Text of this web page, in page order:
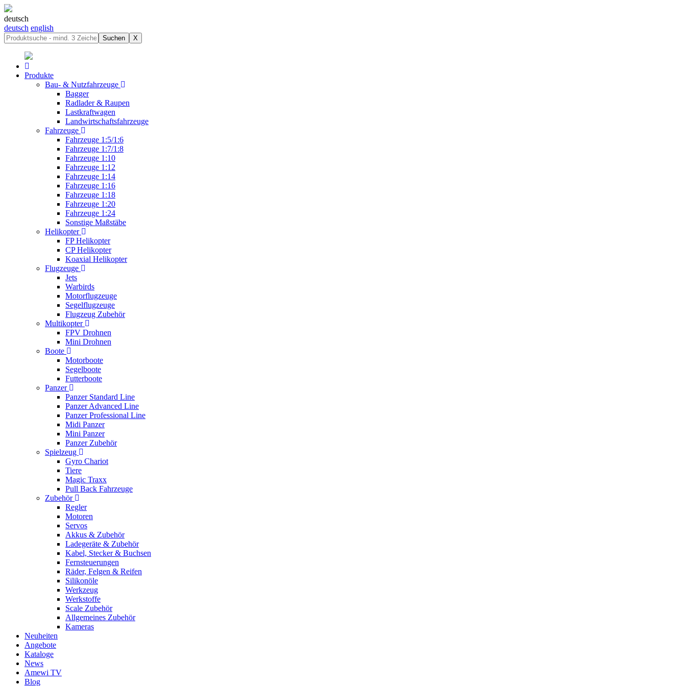
deutsch
deutsch english
Suchen X
Produkte
Bau- & Nutzfahrzeuge
Bagger
Radlader & Raupen
Lastkraftwagen
Landwirtschaftsfahrzeuge
Fahrzeuge
Fahrzeuge 1:5/1:6
Fahrzeuge 1:7/1:8
Fahrzeuge 1:10
Fahrzeuge 1:12
Fahrzeuge 1:14
Fahrzeuge 1:16
Fahrzeuge 1:18
Fahrzeuge 1:20
Fahrzeuge 1:24
Sonstige Maßstäbe
Helikopter
FP Helikopter
CP Helikopter
Koaxial Helikopter
Flugzeuge
Jets
Warbirds
Motorflugzeuge
Segelflugzeuge
Flugzeug Zubehör
Multikopter
FPV Drohnen
Mini Drohnen
Boote
Motorboote
Segelboote
Futterboote
Panzer
Panzer Standard Line
Panzer Advanced Line
Panzer Professional Line
Midi Panzer
Mini Panzer
Panzer Zubehör
Spielzeug
Gyro Chariot
Tiere
Magic Traxx
Pull Back Fahrzeuge
Zubehör
Regler
Motoren
Servos
Akkus & Zubehör
Ladegeräte & Zubehör
Kabel, Stecker & Buchsen
Fernsteuerungen
Räder, Felgen & Reifen
Silikonöle
Werkzeug
Werkstoffe
Scale Zubehör
Allgemeines Zubehör
Kameras
Neuheiten
Angebote
Kataloge
News
Amewi TV
Blog